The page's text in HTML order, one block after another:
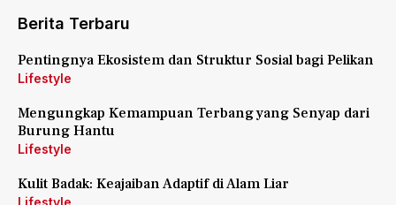
Berita Terbaru
Pentingnya Ekosistem dan Struktur Sosial bagi Pelikan
Lifestyle
Mengungkap Kemampuan Terbang yang Senyap dari
Burung Hantu
Lifestyle
Kulit Badak: Keajaiban Adaptif di Alam Liar
Lifestyle